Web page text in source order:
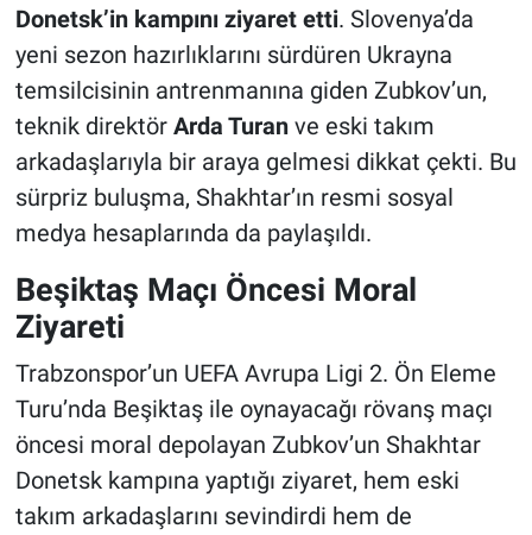
Donetsk’in kampını ziyaret etti. Slovenya’da
yeni sezon hazırlıklarını sürdüren Ukrayna
temsilcisinin antrenmanına giden Zubkov’un,
teknik direktör Arda Turanve eski takım
arkadaşlarıyla bir araya gelmesi dikkat çekti. Bu
sürpriz buluşma, Shakhtar’ın resmi sosyal
medya hesaplarında da paylaşıldı.
Beşiktaş Maçı Öncesi Moral
Ziyareti
Trabzonspor’un UEFA Avrupa Ligi 2. Ön Eleme
Turu’nda Beşiktaş ile oynayacağı rövanş maçı
öncesi moral depolayan Zubkov’un Shakhtar
Donetsk kampına yaptığı ziyaret, hem eski
takım arkadaşlarını sevindirdi hem de